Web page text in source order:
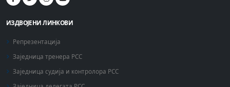
ИЗДВОЈЕНИ ЛИНКОВИ
Репрезентација
Заједница тренера РСС
Заједница судија и контролора РСС